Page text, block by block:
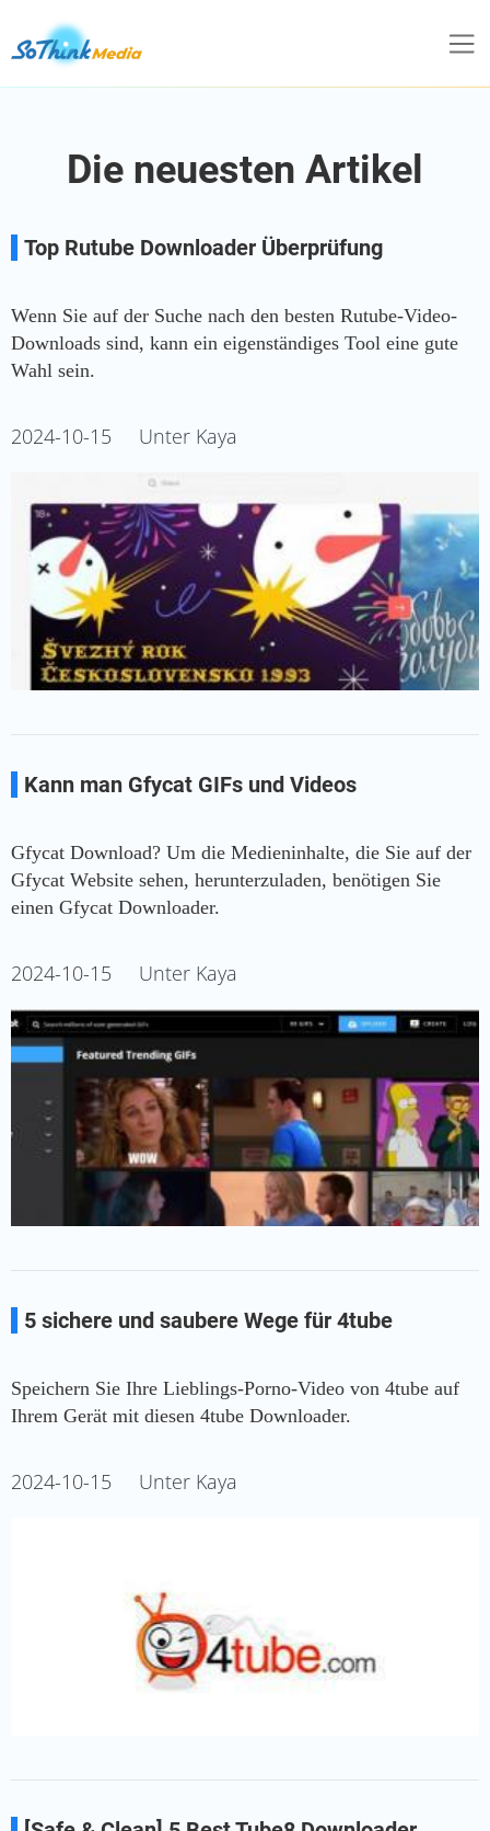
Die neuesten Artikel
Top Rutube Downloader Überprüfung
Wenn Sie auf der Suche nach den besten Rutube-Video-
Downloads sind, kann ein eigenständiges Tool eine gute
Wahl sein.
2024-10-15 Unter Kaya
Kann man Gfycat GIFs und Videos
Gfycat Download? Um die Medieninhalte, die Sie auf der
Gfycat Website sehen, herunterzuladen, benötigen Sie
einen Gfycat Downloader.
2024-10-15 Unter Kaya
5 sichere und saubere Wege für 4tube
Speichern Sie Ihre Lieblings-Porno-Video von 4tube auf
Ihrem Gerät mit diesen 4tube Downloader.
2024-10-15 Unter Kaya